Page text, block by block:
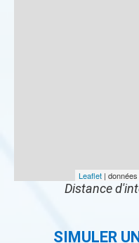
Leaflet |
Distance
SIMULER